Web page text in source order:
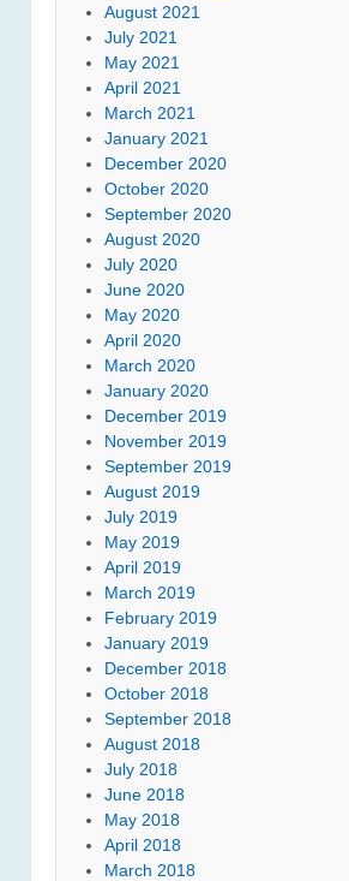
August 2021
July 2021
May 2021
April 2021
March 2021
January 2021
December 2020
October 2020
September 2020
August 2020
July 2020
June 2020
May 2020
April 2020
March 2020
January 2020
December 2019
November 2019
September 2019
August 2019
July 2019
May 2019
April 2019
March 2019
February 2019
January 2019
December 2018
October 2018
September 2018
August 2018
July 2018
June 2018
May 2018
April 2018
March 2018